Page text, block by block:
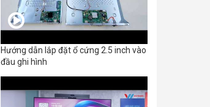
Hướng dẫn lắp đặt ổ cứng 2.5 inch vào
đầu ghi hình